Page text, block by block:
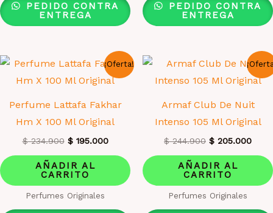
PEDIDO CONTRA
ENTREGA
PEDIDO CONTRA
ENTREGA
¡Oferta!
Perfume Lattafa Fakhar
Hm X 100 Ml Original
$234.900 El
original
era:
$ 234.900.
$195.000El
actual
$ 195.000.
AÑADIR AL
CARRITO
Perfumes Originales
Armaf Club De Nuit
Intenso 105 Ml Original
$244.900 El
original
era:
$ 244.900.
$ 205.000El
$
AÑADIR AL
CARRITO
Perfumes Originales